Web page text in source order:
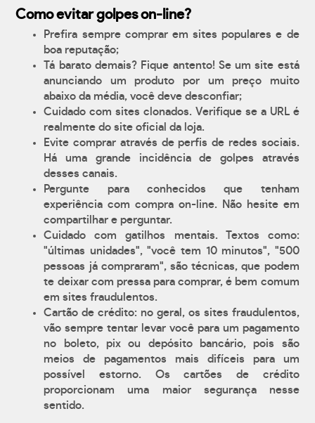
Como evitar golpes on-line?
Prefira sempre comprar em sites populares e de
boa reputação;
Tá barato demais? Fique antento! Se um site está
anunciando um produto por um preço muito
abaixo da média, você deve desconfiar;
Cuidado com sites clonados. Verifique se a URL é
realmente do site oficial da loja.
Evite comprar através de perfis de redes sociais.
Há uma grande incidência de golpes através
desses canais.
Pergunte para conhecidos que tenham
experiência com compra on-line. Não hesite em
compartilhar e perguntar.
Cuidado com gatilhos mentais. Textos como:
"últimas unidades", "você tem 10 minutos", "500
pessoas já compraram", são técnicas, que podem
te deixar com pressa para comprar, é bem comum
em sites fraudulentos.
Cartão de crédito: no geral, os sites fraudulentos,
vão sempre tentar levar você para um pagamento
no boleto, pix ou depósito bancário, pois são
meios de pagamentos mais difíceis para um
possível estorno. Os cartões de crédito
proporcionam uma maior segurança nesse
sentido.